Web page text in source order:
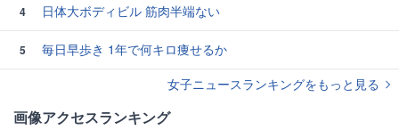
4 日体大ボディビル 筋肉半端ない
5
毎日早歩き 1年で何キロ痩せるか
女子ニュースランキングをもっと見る
画像アクセスランキング